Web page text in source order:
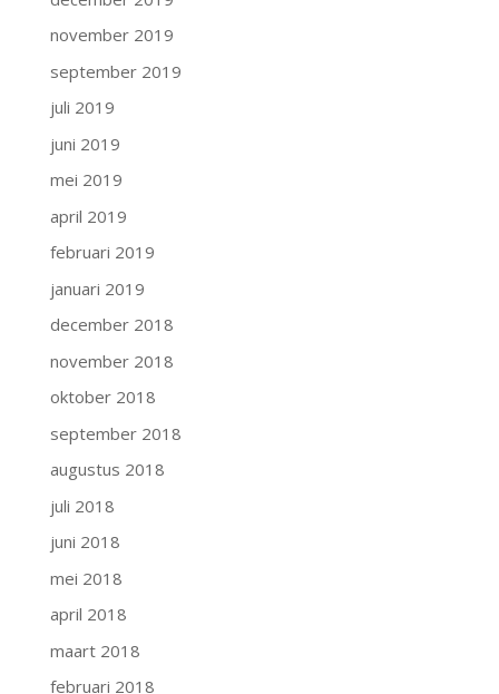
november 2019
september 2019
juli 2019
juni 2019
mei 2019
april 2019
februari 2019
januari 2019
december 2018
november 2018
oktober 2018
september 2018
augustus 2018
juli 2018
juni 2018
mei 2018
april 2018
maart 2018
februari 2018